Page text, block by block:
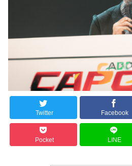
Twitter Facebook
Pocket LINE